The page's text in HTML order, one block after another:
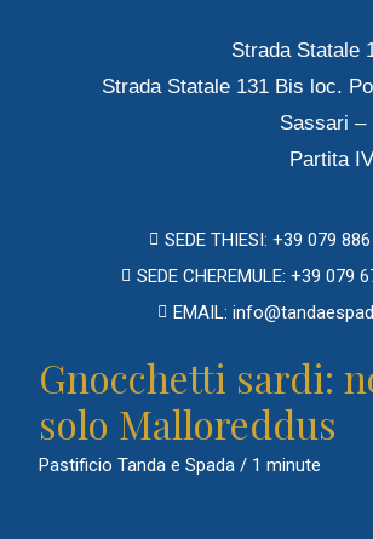
Strada Statale
Strada Statale 131 Bis loc.
Sassari –
Partita
SEDE THIESI: +39 079
SEDE CHEREMULE: +39 079
EMAIL:
Gnocchetti sardi:
solo Malloreddus
Pastificio Tanda e Spada / 1 minute